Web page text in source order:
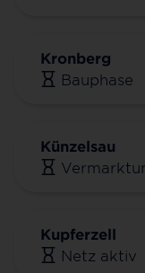
Kronberg
Bauphase
Künzelsau
Kupferzell
Netz aktiv